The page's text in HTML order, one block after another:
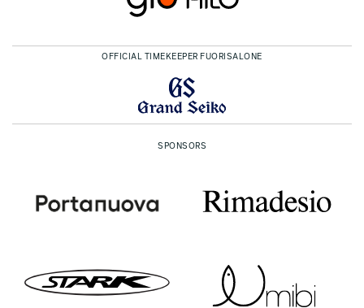
OFFICIAL TIMEKEEPER FUORISALONE
SPONSORS